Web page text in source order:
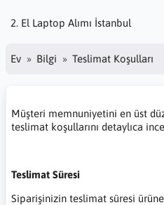
2. El Laptop Alımı İstanbul
Ev Bilgi Teslimat Koşulları
Müşteri memnuniyetini en üst
teslimat koşullarını detaylıca
Teslimat Süresi
Siparişinizin teslimat süresi